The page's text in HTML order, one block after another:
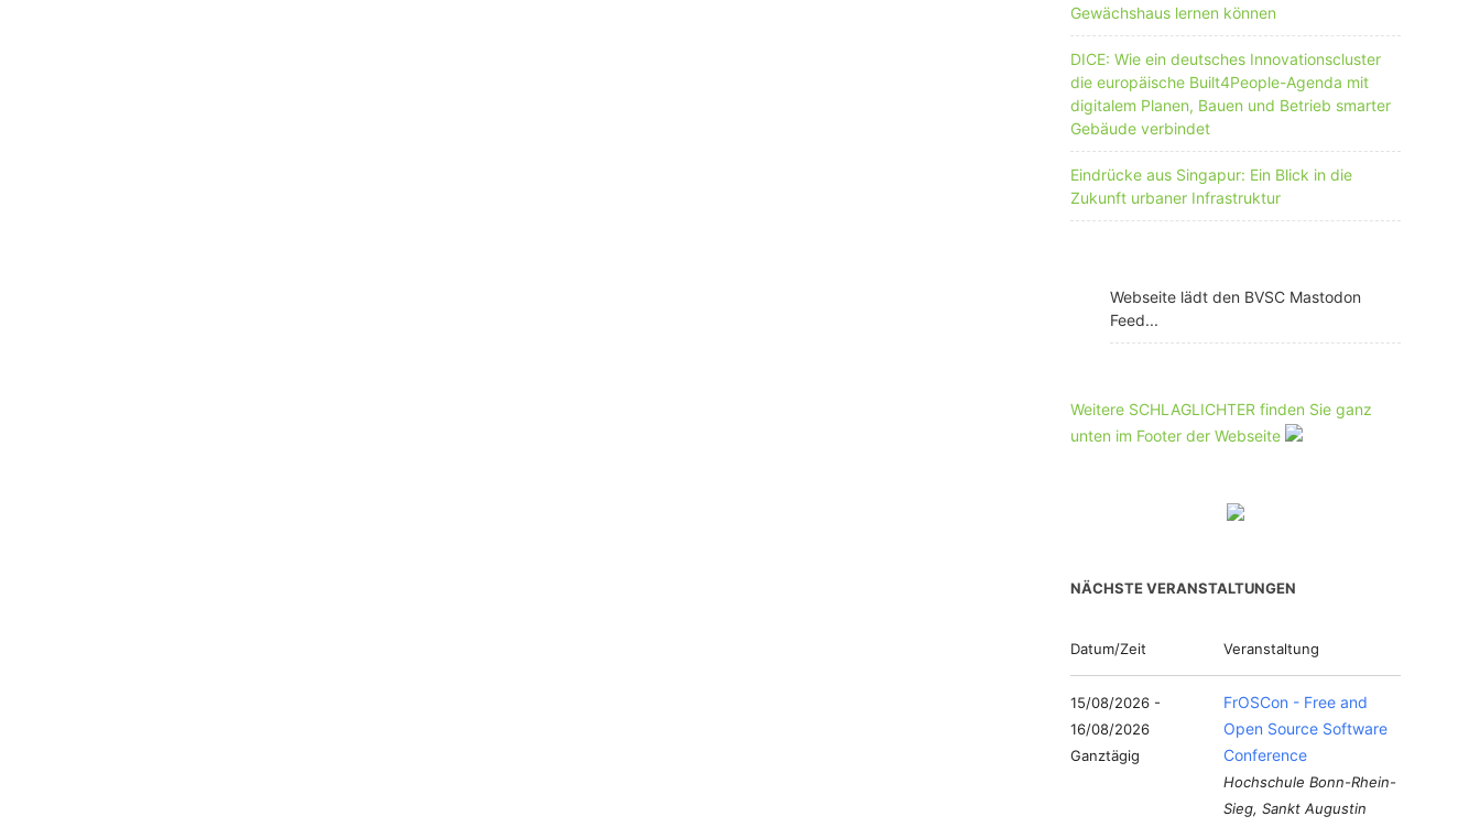
Gewächshaus lernen können
DICE: Wie ein deutsches Innovationscluster
die europäische Built4People-Agenda mit
digitalem Planen, Bauen und Betrieb smarter
Gebäude verbindet
Eindrücke aus Singapur: Ein Blick in die
Zukunft urbaner Infrastruktur
Webseite lädt den BVSC Mastodon
Feed...
Weitere SCHLAGLICHTER finden Sie ganz
unten im Footer der Webseite
NÄCHSTE VERANSTALTUNGEN
Datum/Zeit Veranstaltung
15/08/2026 -
16/08/2026
Ganztägig
FrOSCon - Free and
Open Source Software
Conference
Hochschule Bonn-Rhein-
Sieg, Sankt Augustin